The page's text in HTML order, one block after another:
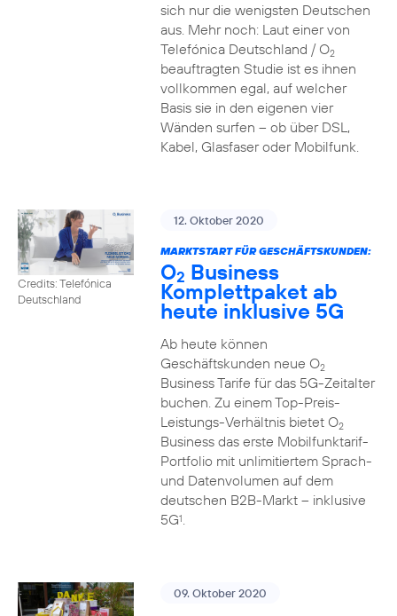
sich nur die wenigsten Deutschen
aus. Mehr noch: Laut einer von
Telefónica Deutschland / O2
beauftragten Studie ist es ihnen
vollkommen egal, auf welcher
Basis sie in den eigenen vier
Wänden surfen – ob über DSL,
Kabel, Glasfaser oder Mobilfunk.
Credits: Telefónica
Deutschland
12. Oktober 2020
MARKTSTART FÜR GESCHÄFTSKUNDEN:
O2 Business
Komplettpaket ab
heute inklusive 5G
Ab heute können
Geschäftskunden neue O2
Business Tarife für das 5G-Zeitalter
buchen. Zu einem Top-Preis-
Leistungs-Verhältnis bietet O2
Business das erste Mobilfunktarif-
Portfolio mit unlimitiertem Sprach-
und Datenvolumen auf dem
deutschen B2B-Markt – inklusive
5G1.
09. Oktober 2020